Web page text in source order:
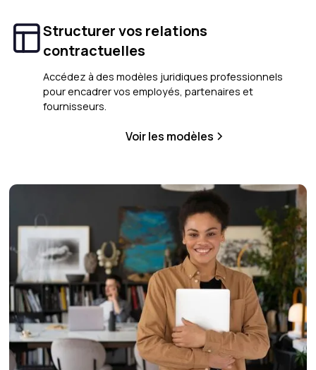
Structurer vos relations
contractuelles
Accédez à des modèles juridiques professionnels
pour encadrer vos employés, partenaires et
fournisseurs.
Voir les modèles